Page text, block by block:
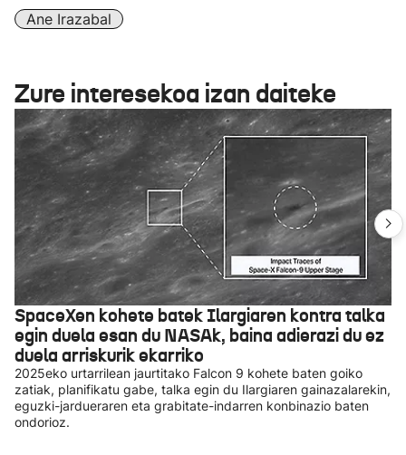
Ane Irazabal
Zure interesekoa izan daiteke
SpaceXen kohete batek Ilargiaren kontra talka
egin duela esan du NASAk, baina adierazi du ez
duela arriskurik ekarriko
2025eko urtarrilean jaurtitako Falcon 9 kohete baten goiko
zatiak, planifikatu gabe, talka egin du Ilargiaren gainazalarekin,
eguzki-jardueraren eta grabitate-indarren konbinazio baten
ondorioz.